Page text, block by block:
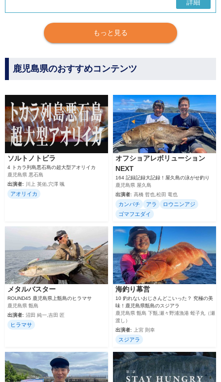
詳細
もっと見る
鹿児島県のおすすめコンテンツ
ソルトノトビラ
4 トカラ列島悪石島の超大型アオリイカ
鹿児島県 悪石島
出演者:
川上 英佑,穴澤 颯
アオリイカ
オフショアレボリューション
NEXT
164 記録記録大記録！屋久島の泳がせ釣り
鹿児島県 屋久島
出演者: 高橋 哲也,松田 竜也
カンパチ アラ
ロウニンアジ
ゴマフエダイ
メタルバスター
ROUND45 鹿児島県上甑島のヒラマサ
鹿児島県 甑島
出演者: 沼田 純一,吉田 匠
ヒラマサ
海釣り幕営
10 釣れないおじさんどこいった？ 究極の美
味！鹿児島県甑島のスジアラ
鹿児島県 甑島 下甑,瀬々野浦漁港 蛭子丸（瀬
渡し）
出演者:
上宮 則幸
スジアラ